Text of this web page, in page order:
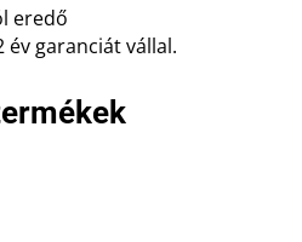
eredő
garanciát vállal.